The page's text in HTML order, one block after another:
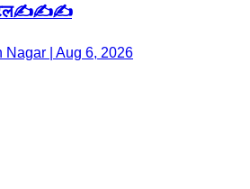
Nagar | Aug 6, 2026